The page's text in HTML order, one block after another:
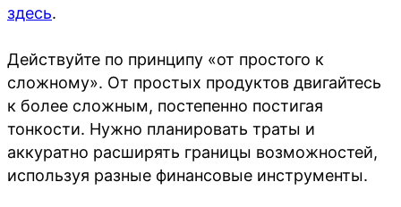
здесь.
Действуйте по принципу «от простого к
сложному». От простых продуктов двигайтесь
к более сложным, постепенно постигая
тонкости. Нужно планировать траты и
аккуратно расширять границы возможностей,
используя разные финансовые инструменты.